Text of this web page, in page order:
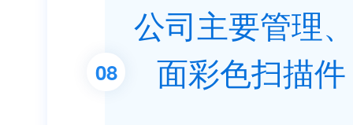
08
公司主要管理
面彩色扫描